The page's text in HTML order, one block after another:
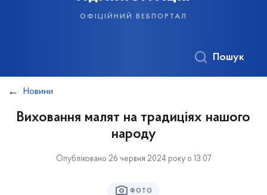
офіційний вебпортал
Пошук
Новини
Виховання малят на традиціях нашого
народу
Опубліковано 26 червня 2024 року о 13:07
ФОТО